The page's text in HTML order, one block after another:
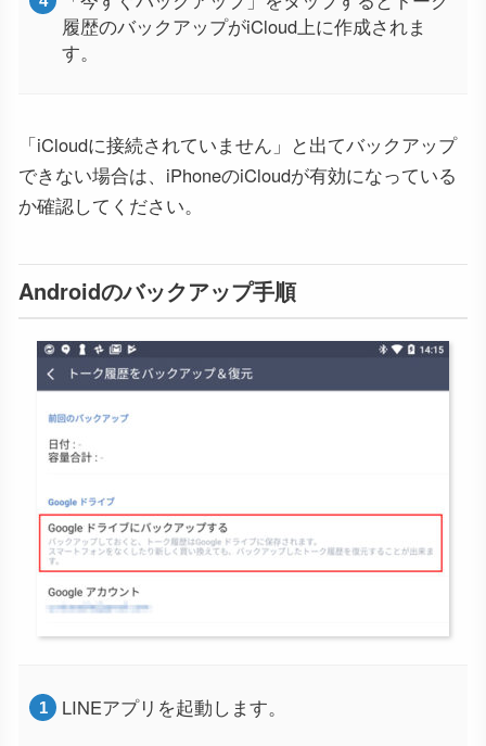
履歴のバックアップがiCloud上に作成されま
す。
「iCloudに接続されていません」と出てバックアップ
できない場合は、iPhoneのiCloudが有効になっている
か確認してください。
Androidのバックアップ手順
LINEアプリを起動します。